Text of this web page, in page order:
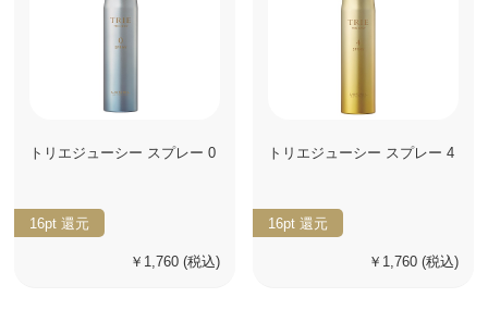
トリエジューシー スプレー 0
16pt 還元
￥1,760 (税込)
トリエジューシー スプレー 4
16pt 還元
￥1,760 (税込)